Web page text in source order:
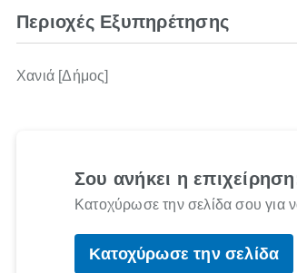
Περιοχές Εξυπηρέτησης
Χανιά [Δήμος]
Σου ανήκει η
Κατοχύρωσε την σελίδα σου για
Κατοχύρωσε την σελίδα